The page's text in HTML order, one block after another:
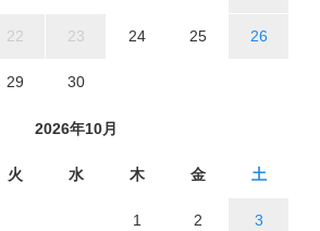
22 23 24 25 26
29 30
2026年10月
火 水 木 金 土
1 2 3